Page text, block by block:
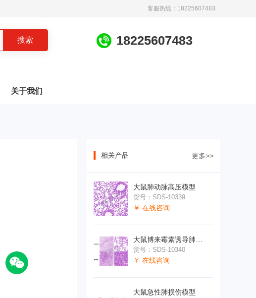
客服热线：18225607483
18225607483
关于我们
相关产品 更多>>
大鼠肺动脉高压模型
货号：SDS-10339
￥ 在线咨询
货号：SDS-10340
￥ 在线咨询
大鼠急性肺损伤模型